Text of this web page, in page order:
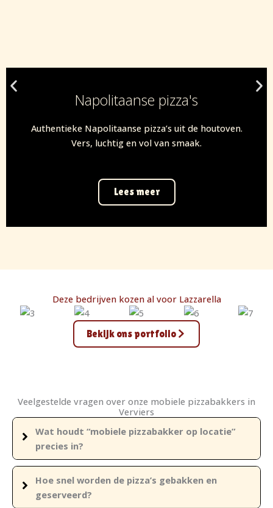
Napolitaanse pizza's
Authentieke Napolitaanse pizza’s uit de houtoven.
Vers, luchtig en vol van smaak.
Lees meer
Deze bedrijven kozen al voor Lazzarella
Bekijk ons portfolio
Veelgestelde vragen over onze mobiele pizzabakkers in
Verviers
Wat houdt “mobiele pizzabakker op locatie”
precies in?
Hoe snel worden de pizza’s gebakken en
geserveerd?